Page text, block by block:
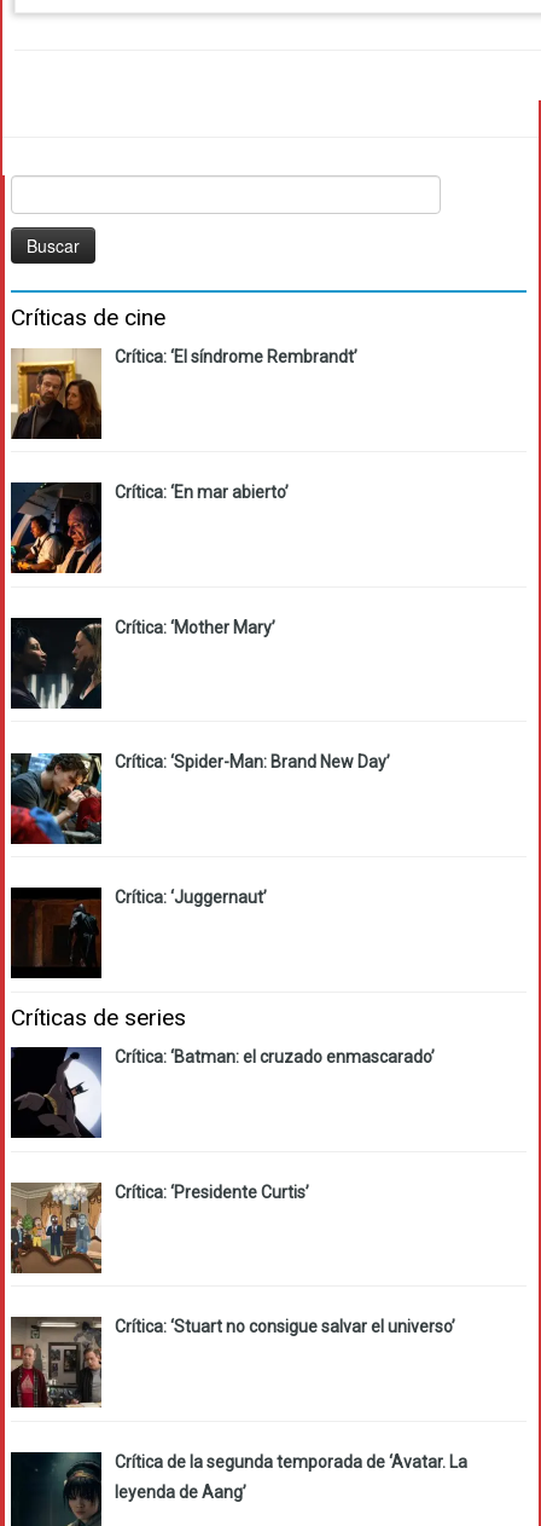
Críticas de cine
Crítica: ‘El síndrome Rembrandt’
Crítica: ‘En mar abierto’
Crítica: ‘Mother Mary’
Crítica: ‘Spider-Man: Brand New Day’
Crítica: ‘Juggernaut’
Críticas de series
Crítica: ‘Batman: el cruzado enmascarado’
Crítica: ‘Presidente Curtis’
Crítica: ‘Stuart no consigue salvar el universo’
Crítica de la segunda temporada de ‘Avatar. La
leyenda de Aang’